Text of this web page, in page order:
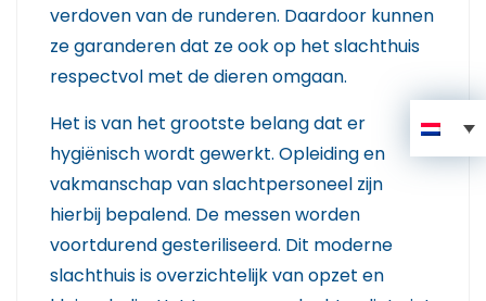
verdoven van de runderen. Daardoor kunnen
ze garanderen dat ze ook op het slachthuis
respectvol met de dieren omgaan.
Het is van het grootste belang dat er
hygiënisch wordt gewerkt. Opleiding en
vakmanschap van slachtpersoneel zijn
hierbij bepalend. De messen worden
voortdurend gesteriliseerd. Dit moderne
slachthuis is overzichtelijk van opzet en